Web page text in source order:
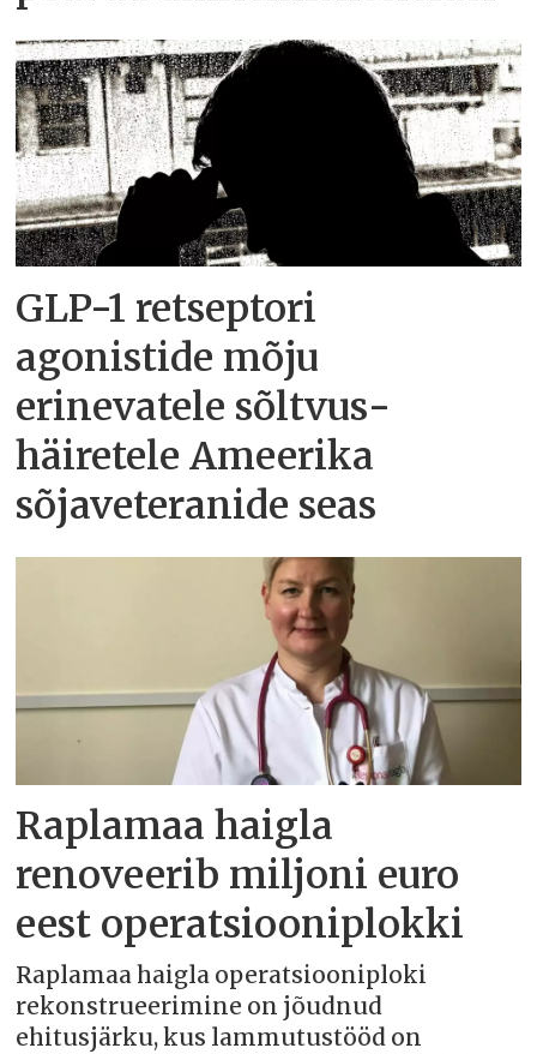
GLP-1 retseptori
agonistide mõju
erinevatele sõltvus­
häiretele Ameerika
sõjaveteranide seas
Raplamaa haigla
renoveerib miljoni euro
eest operatsiooniplokki
Raplamaa haigla operatsiooniploki
rekonstrueerimine on jõudnud
ehitusjärku, kus lammutustööd on